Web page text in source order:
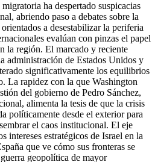
ha despertado suspicacias
abriendo paso a debates sobre la
a desestabilizar la periferia
evalúan con pinzas el papel
la región. El marcado y reciente
administración de Estados Unidos y
significativamente los equilibrios
La rapidez con la que Washington
del gobierno de Pedro Sánchez,
alimenta la tesis de que la crisis
políticamente desde el exterior para
el caos institucional. El eje
intereses estratégicos de Israel en la
que ve cómo sus fronteras se
geopolítica de mayor